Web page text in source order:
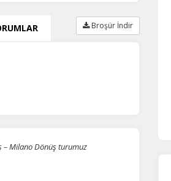
Broşür İndir
– Milano Dönüş turumuz